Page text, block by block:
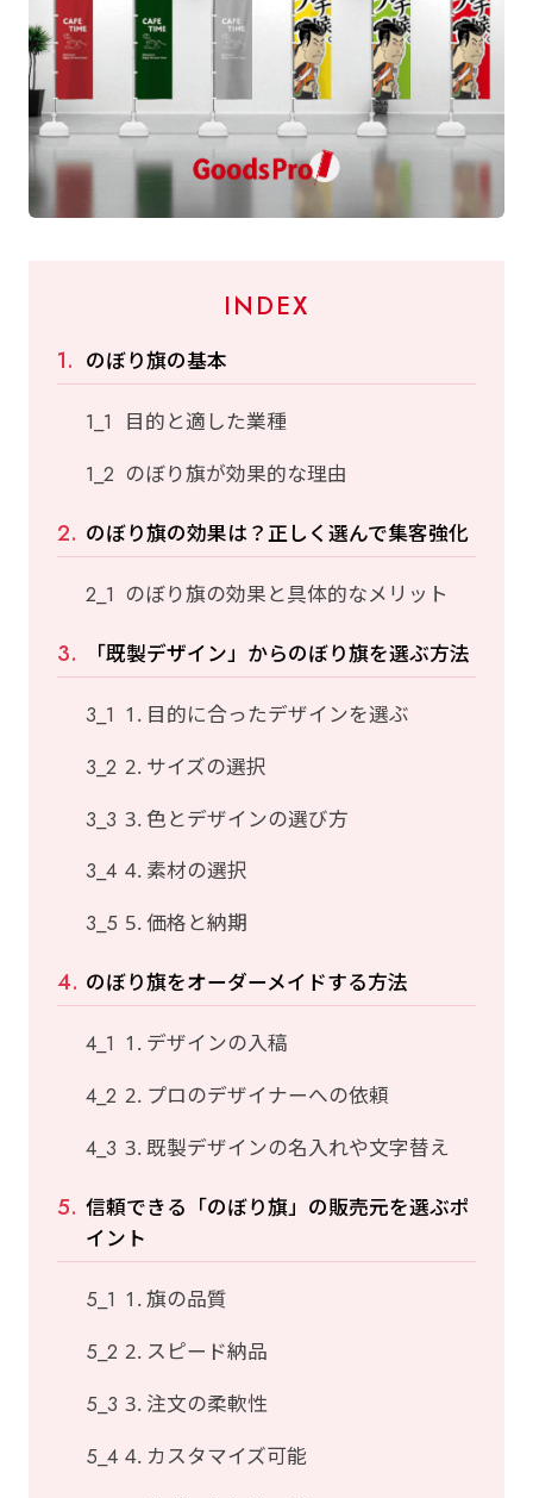
INDEX
のぼり旗の基本
目的と適した業種
のぼり旗が効果的な理由
のぼり旗の効果は？正しく選んで集客強化
のぼり旗の効果と具体的なメリット
「既製デザイン」からのぼり旗を選ぶ方法
1. 目的に合ったデザインを選ぶ
2. サイズの選択
3. 色とデザインの選び方
4. 素材の選択
5. 価格と納期
のぼり旗をオーダーメイドする方法
1. デザインの入稿
2. プロのデザイナーへの依頼
3. 既製デザインの名入れや文字替え
信頼できる「のぼり旗」の販売元を選ぶポ
イント
1. 旗の品質
2. スピード納品
3. 注文の柔軟性
4. カスタマイズ可能